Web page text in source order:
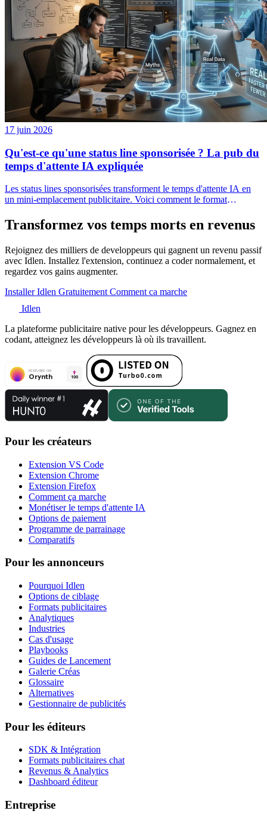
17 juin 2026
Qu'est-ce qu'une status line sponsorisée ? La pub du
temps d'attente IA expliquée
Les status lines sponsorisées transforment le temps d'attente IA en
un mini-emplacement publicitaire. Voici comment le format
annonceurs l'utilisent.
Transformez vos temps morts en revenus
Rejoignez des milliers de developpeurs qui gagnent un revenu passif
avec Idlen. Installez l'extension, continuez a coder normalement, et
regardez vos gains augmenter.
Installer Idlen Gratuitement Comment ca marche
Idlen
La plateforme publicitaire native pour les développeurs. Gagnez en
codant, atteignez les développeurs là où ils travaillent.
Pour les créateurs
Extension VS Code
Extension Chrome
Extension Firefox
Comment ça marche
Monétiser le temps d'attente IA
Options de paiement
Programme de parrainage
Comparatifs
Pour les annonceurs
Pourquoi Idlen
Options de ciblage
Formats publicitaires
Analytiques
Industries
Cas d'usage
Playbooks
Guides de Lancement
Galerie Créas
Glossaire
Alternatives
Gestionnaire de publicités
Pour les éditeurs
SDK & Intégration
Formats publicitaires chat
Revenus & Analytics
Dashboard éditeur
Entreprise